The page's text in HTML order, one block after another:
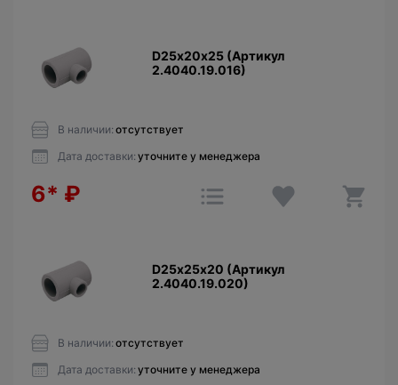
D25х20х25 (Артикул
2.4040.19.016)
В наличии: отсутствует
Дата доставки: уточните у менеджера
6* ₽
D25х25х20 (Артикул
2.4040.19.020)
В наличии: отсутствует
Дата доставки: уточните у менеджера